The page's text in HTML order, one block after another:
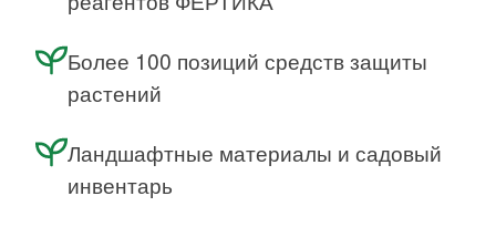
Более 100 позиций средств защиты
растений
Ландшафтные материалы и садовый
инвентарь